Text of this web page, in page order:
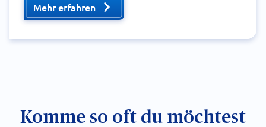
Mehr erfahren
Komme so oft du möchtest